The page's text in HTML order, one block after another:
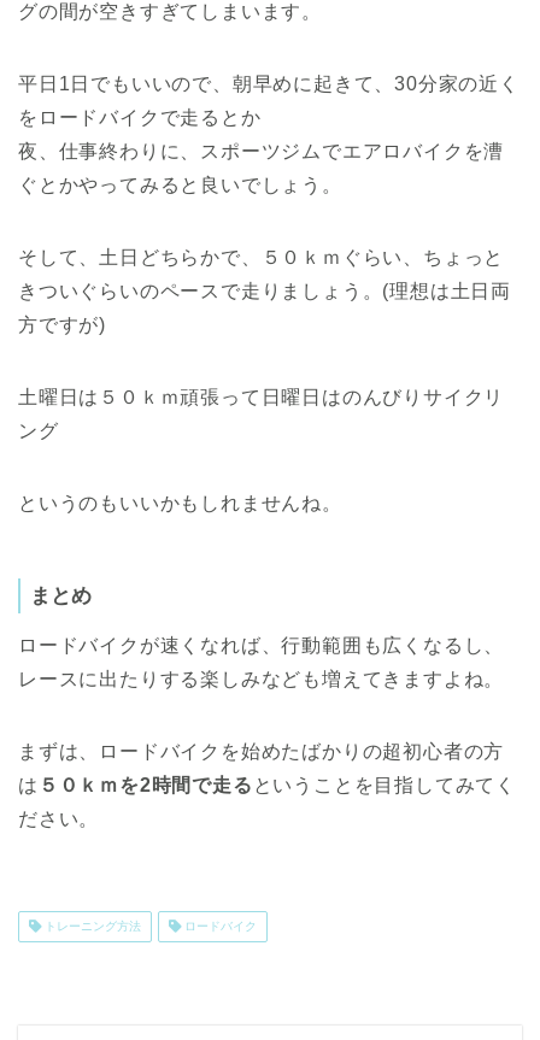
グの間が空きすぎてしまいます。
平日 1 日でもいいので、朝早めに起きて、30分家の近く
をロードバイクで走るとか
夜、仕事終わりに、スポーツジムでエアロバイクを漕
ぐとかやってみると良いでしょう。
そして、土日どちらかで、５０ｋｍぐらい、ちょっと
きついぐらいのペースで走りましょう。 (理想は土日両
方ですが)
土曜日は５０ｋｍ頑張って日曜日はのんびりサイクリ
ング
というのもいいかもしれませんね。
まとめ
ロードバイクが速くなれば、行動範囲も広くなるし、
レースに出たりする楽しみなども増えてきますよね。
まずは、ロードバイクを始めたばかりの超初心者の方
は ５０ｋｍを2時間で走る ということを目指してみてく
ださい。
トレーニング方法 ロードバイク